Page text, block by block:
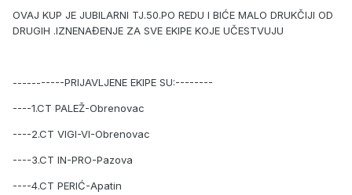
OVAJ KUP JE JUBILARNI TJ.50.PO REDU I BIĆE MALO DRUKČIJI OD
DRUGIH .IZNENAĐENJE ZA SVE EKIPE KOJE UČESTVUJU
-----------PRIJAVLJENE EKIPE SU:--------
----1.CT PALEŽ-Obrenovac
----2.CT VIGI-VI-Obrenovac
----3.CT IN-PRO-Pazova
----4.CT PERIĆ-Apatin